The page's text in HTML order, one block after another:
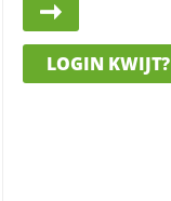
LOGIN KWIJT?